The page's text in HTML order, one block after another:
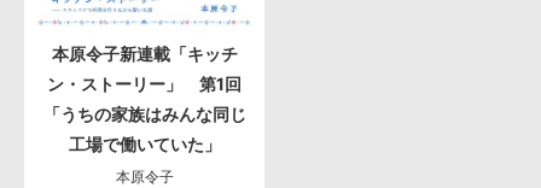
本原令子新連載「キッチ
ン・ストーリー」 第1回
「うちの家族はみんな同じ
工場で働いていた」
本原令子